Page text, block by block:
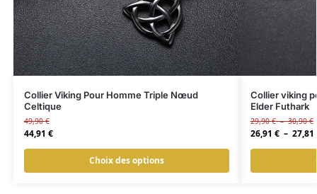
Collier Viking Pour Homme Triple Nœud
Celtique
49,90€
44,91 €
Choix des options
Collier viking
Elder Futhark
29,90€ – 30,90€
26,91 € – 27,81